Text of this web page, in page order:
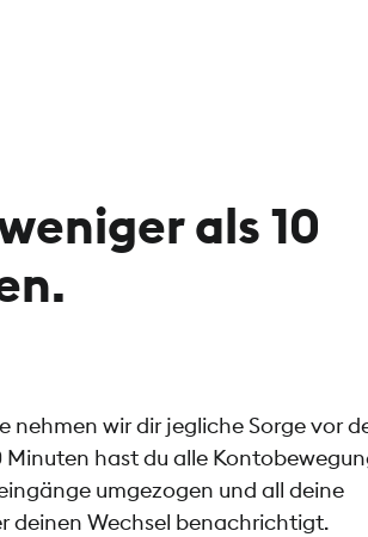
als 10
nehmen wir dir jegliche Sorge vor
Minuten hast du alle
umgezogen und all deine
deinen Wechsel benachrichtigt.